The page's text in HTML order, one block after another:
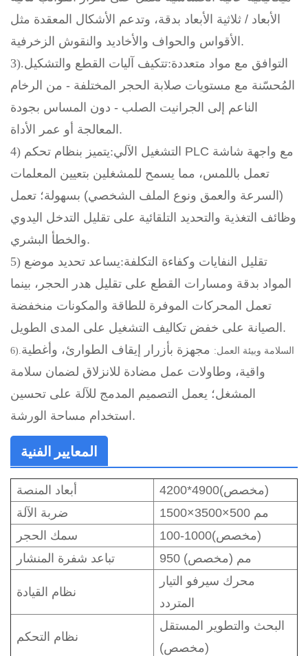
الأبعاد / ثلاثية الأبعاد بدقة، وتدعم الأشكال المعقدة مثل
الأقواس والحواف والأخاديد والنقوش الزخرفية.
3).التوافق مع مواد متعددة:تتكيف آليات القطع والتشكيل
المُحسّنة مع مستويات صلابة الحجر المختلفة - من الرخام
الناعم إلى الجرانيت الصلب - دون المساس بجودة
المعالجة أو عمر الأداة.
4) التشغيل الآلي:يتميز بنظام تحكم PLC مع واجهة شاشة
تعمل باللمس، مما يسمح للمشغلين بتعيين المعلمات
(السرعة والعمق ونوع الملف الشخصي) بسهولة؛ تعمل
وظائف التغذية والتحديد التلقائية على تقليل التدخل اليدوي
والخطأ البشري.
5) تقليل النفايات وكفاءة التكلفة:يساعد تحديد موضع
المواد بدقة ومسارات القطع على تقليل هدر الحجر، بينما
تعمل المحركات الموفرة للطاقة والمكونات منخفضة
الصيانة على خفض تكاليف التشغيل على المدى الطويل.
6).السلامة وبيئة العمل: مجهزة بأزرار إيقاف الطوارئ، وأغطية
واقية، وطاولات عمل مضادة للانزلاق لضمان سلامة
المشغل؛ يعمل التصميم المدمج للآلة على تحسين
استخدام مساحة الورشة.
المعايير الفنية
أبعاد المنصة
4200*4900(مخصص)
ضربة الآلة
1500×3500×500 مم
سمك الحجر
100-1000(مخصص)
تباعد شفرة المنشار
950 مم (مخصص)
نظام القيادة
محرك سيرفو التيار
المتردد
نظام التحكم
البحث والتطوير المستقل
(مخصص)